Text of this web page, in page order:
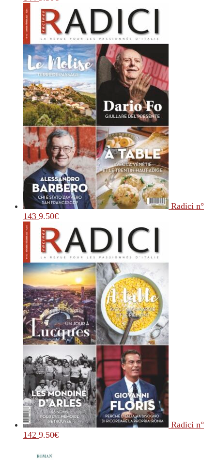
Radici n°
143 9.50€
Radici n°
142 9.50€